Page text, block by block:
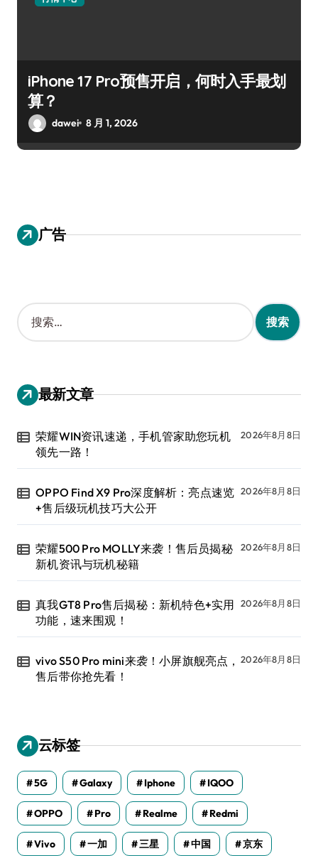
iPhone 17 Pro预售开启，何时入手最划
算？
dawei 8 月 1, 2026
广告
搜
索
：
最新文章
荣耀WIN资讯速递，手机管家助您玩机
领先一路！
2026年8月8日
OPPO Find X9 Pro深度解析：亮点速览
+售后级玩机技巧大公开
2026年8月8日
荣耀500 Pro MOLLY来袭！售后员揭秘
新机资讯与玩机秘籍
2026年8月8日
真我GT8 Pro售后揭秘：新机特色+实用
功能，速来围观！
2026年8月8日
vivo S50 Pro mini来袭！小屏旗舰亮点，
售后带你抢先看！
2026年8月8日
云标签
5G Galaxy Iphone IQOO
OPPO Pro Realme Redmi
Vivo 一加 三星 中国 京东